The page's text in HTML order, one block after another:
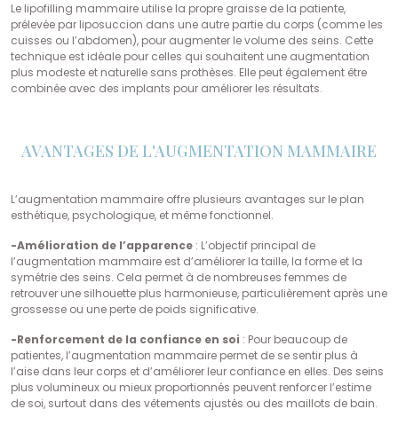
Le lipofilling mammaire utilise la propre graisse de la patiente,
prélevée par liposuccion dans une autre partie du corps (comme les
cuisses ou l’abdomen), pour augmenter le volume des seins. Cette
technique est idéale pour celles qui souhaitent une augmentation
plus modeste et naturelle sans prothèses. Elle peut également être
combinée avec des implants pour améliorer les résultats.
AVANTAGES DE L'AUGMENTATION MAMMAIRE
L’augmentation mammaire offre plusieurs avantages sur le plan
esthétique, psychologique, et même fonctionnel.
-Amélioration de l’apparence : L’objectif principal de
l’augmentation mammaire est d’améliorer la taille, la forme et la
symétrie des seins. Cela permet à de nombreuses femmes de
retrouver une silhouette plus harmonieuse, particulièrement après une
grossesse ou une perte de poids significative.
-Renforcement de la confiance en soi : Pour beaucoup de
patientes, l’augmentation mammaire permet de se sentir plus à
l’aise dans leur corps et d’améliorer leur confiance en elles. Des seins
plus volumineux ou mieux proportionnés peuvent renforcer l’estime
de soi, surtout dans des vêtements ajustés ou des maillots de bain.